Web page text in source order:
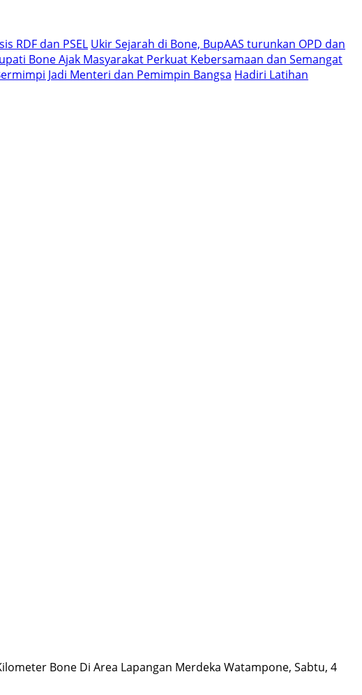
RDF dan PSEL Ukir Sejarah di Bone, BupAAS turunkan OPD dan
Bone Ajak Masyarakat Perkuat Kebersamaan dan Semangat
Jadi Menteri dan Pemimpin Bangsa Hadiri Latihan
Bone Di Area Lapangan Merdeka Watampone, Sabtu, 4